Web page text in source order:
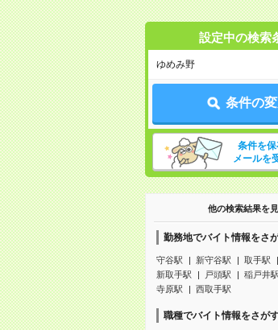
設定中の検索
ゆめみ野
条件の
条件を
メールを
他の検索結果を
勤務地でバイト情報をさ
守谷駅 新守谷駅 取手駅
新取手駅
戸頭駅 稲戸井駅
寺原駅
西取手駅
職種でバイト情報をさが